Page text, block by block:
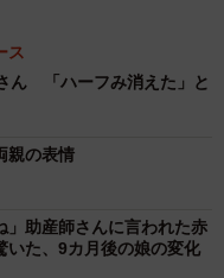
ス
ん 「ハーフみ消えた」と
親の表情
」助産師さんに言われた赤
た、9カ月後の娘の変化